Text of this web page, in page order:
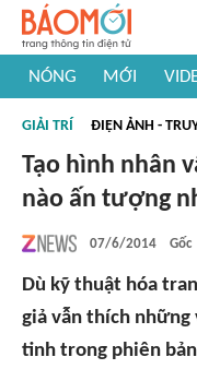
NÓNG MỚI
#Khám phá thế giới
GIẢI TRÍ ĐIỆN ẢNH -
Tạo hình nhân
nào ấn tượng
07/6/2014 Gốc
Dù kỹ thuật hóa
giả vẫn thích
tinh trong phiên